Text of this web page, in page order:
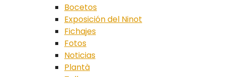
Bocetos
Exposición del Ninot
Fichajes
Fotos
Noticias
Plantà